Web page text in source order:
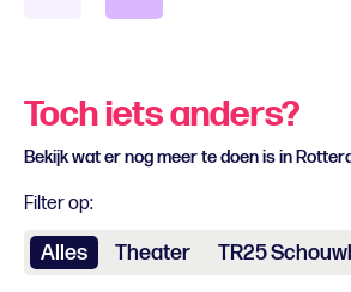
Toch iets anders?
Bekijk wat er nog meer te doen is in
Filter op:
Alles Theater TR25